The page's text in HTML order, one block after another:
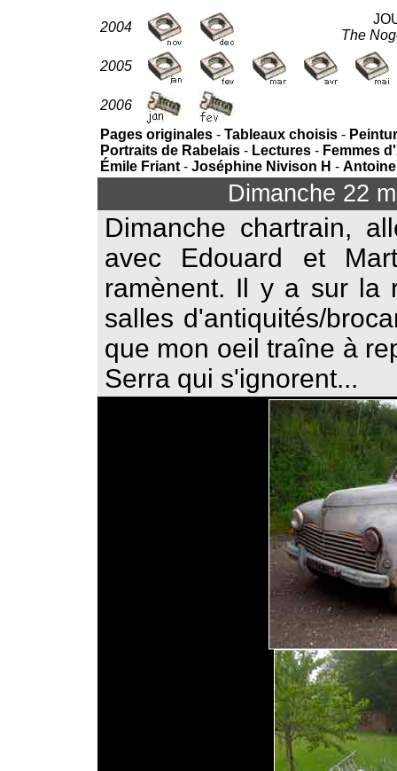
2004
The
2005
2006
Pages originales - Tableaux choisis -
Portraits de Rabelais - Lectures - Femmes
Émile Friant - Joséphine Nivison H -
Dimanche 22
Dimanche chartrain,
avec Edouard et
ramènent. Il y a sur la
salles d'antiquités/
que mon oeil traîne à
Serra qui s'ignorent...